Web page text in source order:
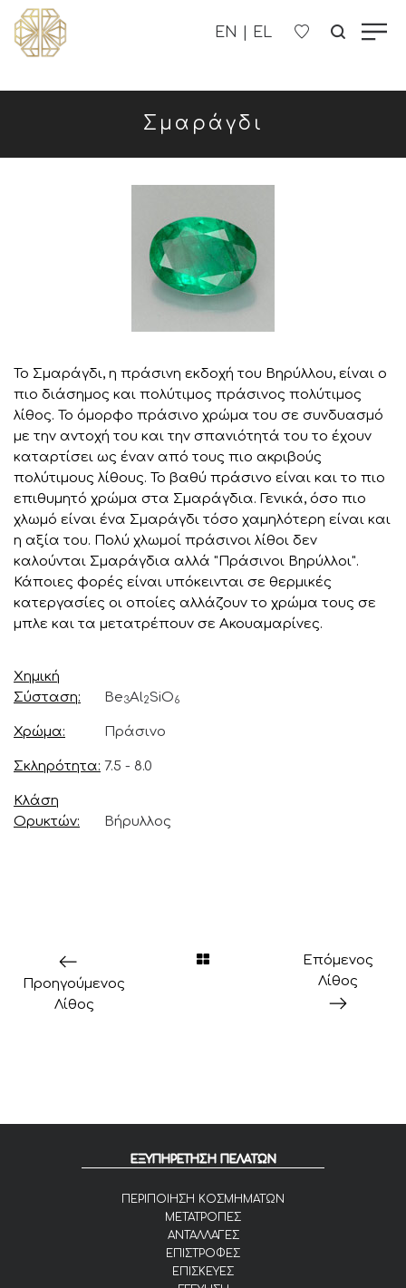
Σμαράγδι
Το Σμαράγδι, η πράσινη εκδοχή του Βηρύλλου, είναι ο
πιο διάσημος και πολύτιμος πράσινος πολύτιμος
λίθος. Το όμορφο πράσινο χρώμα του σε συνδυασμό
με την αντοχή του και την σπανιότητά του το έχουν
καταρτίσει ως έναν από τους πιο ακριβούς
πολύτιμους λίθους. Το βαθύ πράσινο είναι και το πιο
επιθυμητό χρώμα στα Σμαράγδια. Γενικά, όσο πιο
χλωμό είναι ένα Σμαράγδι τόσο χαμηλότερη είναι και
η αξία του. Πολύ χλωμοί πράσινοι λίθοι δεν
καλούνται Σμαράγδια αλλά "Πράσινοι Βηρύλλοι".
Κάποιες φορές είναι υπόκεινται σε θερμικές
κατεργασίες οι οποίες αλλάζουν το χρώμα τους σε
μπλε και τα μετατρέπουν σε Ακουαμαρίνες.
Χημική
Σύσταση
Be3Al2SiO6
Χρώμα Πράσινο
Σκληρότητα 7.5 - 8.0
Κλάση
Ορυκτών
Βήρυλλος
Προηγούμενος
Λίθος
Επόμενος
Λίθος
ΕΞΥΠΗΡΕΤΗΣΗ ΠΕΛΑΤΩΝ
ΠΕΡΙΠΟΙΗΣΗ ΚΟΣΜΗΜΑΤΩΝ
ΜΕΤΑΤΡΟΠΕΣ
ΑΝΤΑΛΛΑΓΕΣ
ΕΠΙΣΤΡΟΦΕΣ
ΕΠΙΣΚΕΥΕΣ